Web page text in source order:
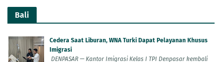
Bali
Cedera Saat Liburan, WNA Turki Dapat Pelayanan Khusus
Imigrasi
DENPASAR — Kantor Imigrasi Kelas I TPI Denpasar kembali